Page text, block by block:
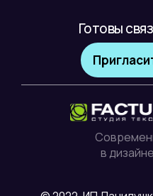
Готовы
в